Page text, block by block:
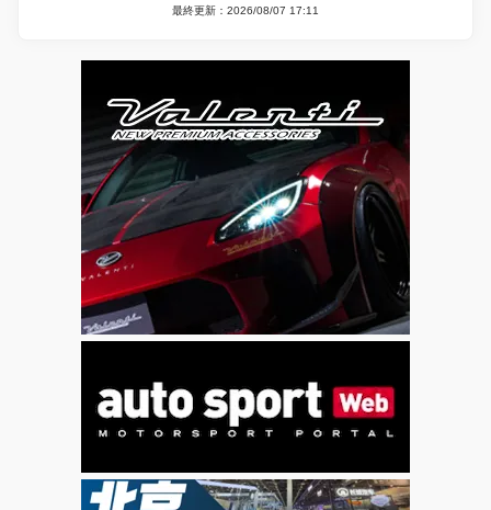
最終更新：2026/08/07 17:11